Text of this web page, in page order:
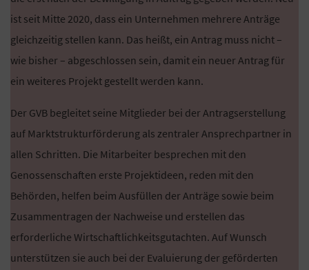
ist seit Mitte 2020, dass ein Unternehmen mehrere Anträge
gleichzeitig stellen kann. Das heißt, ein Antrag muss nicht –
wie bisher – abgeschlossen sein, damit ein neuer Antrag für
ein weiteres Projekt gestellt werden kann.
Der GVB begleitet seine Mitglieder bei der Antragserstellung
auf Marktstrukturförderung als zentraler Ansprechpartner in
allen Schritten. Die Mitarbeiter besprechen mit den
Genossenschaften erste Projektideen, reden mit den
Behörden, helfen beim Ausfüllen der Anträge sowie beim
Zusammentragen der Nachweise und erstellen das
erforderliche Wirtschaftlichkeitsgutachten. Auf Wunsch
unterstützen sie auch bei der Evaluierung der geförderten